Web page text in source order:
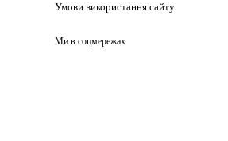
Умови використання сайту
Ми в соцмережах